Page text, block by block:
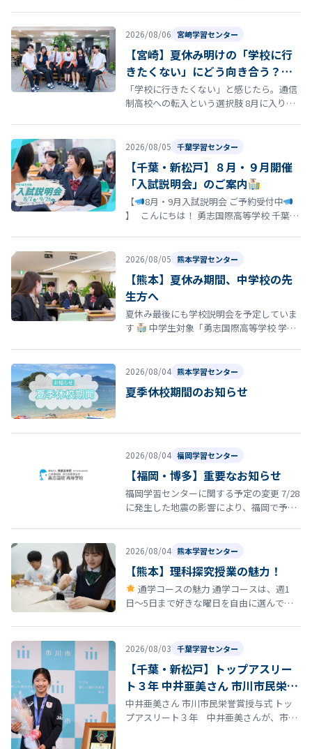
2026/08/06 宮崎学習センター
【宮崎】夏休み明けの「学校に行
きたくない」にどう向き合う？通
信制高校という選択肢
「学校に行きたくない」と感じたら。通信
制高校への転入という選択肢 8月に入り、
2026/08/05 千葉学習センター
【千葉・新松戸】８月・９月開催
「入試説明会」のご案内
【
8月・9月入試説明会 ご予約受付中
】 こんにちは！ 勇志国際高等学校 千葉学
2026/08/05 熊本学習センター
【熊本】夏休み期間、中学校の先
生方へ
夏休み最後にも学校説明会を予定していま
す
中学生対象「勇志国際高等学校 学校
2026/08/04 熊本学習センター
夏季休校期間のお知らせ
2026/08/04 福岡学習センター
【福岡・博多】重要なお知らせ
福岡学習センターに関する予定の変更 7/28
に発生した地震の影響により、福岡で予定
2026/08/04 熊本学習センター
【熊本】理科探究授業の魅力！
通学コースの魅力 通学コースは、週1
日〜5日まで好きな曜日を自由に選んで登
も、途中で曜日を変更しても学費は…
2026/08/03 千葉学習センター
【千葉・新松戸】トップアスリー
ト３年 中井亜美さん 市川市民栄誉
賞授与式
中井亜美さん 市川市民栄誉賞授与式 トッ
プアスリート３年 中井亜美さんが、市川